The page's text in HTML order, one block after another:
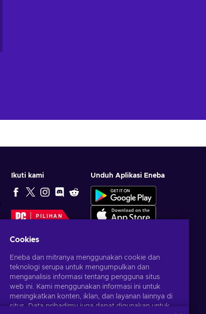
Ikuti kami
PILIHAN
Unduh Aplikasi Eneba
Cookies
Eneba dan mitranya menggunakan cookie dan
teknologi serupa untuk mengumpulkan dan
menganalisis informasi tentang pengguna situs
web ini. Kami menggunakan informasi ini untuk
meningkatkan konten, iklan, dan layanan lainnya di
situs. Data pribadimu juga dapat digunakan untuk